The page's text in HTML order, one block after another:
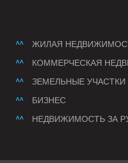
ЖИЛАЯ
КОММЕРЧЕСКАЯ
ЗЕМЕЛЬНЫЕ УЧАСТКИ
БИЗНЕС
НЕДВИЖИМОСТЬ ЗА